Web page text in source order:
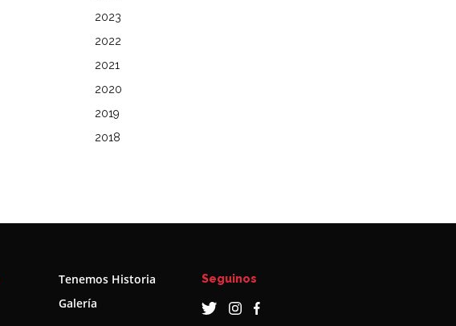
2023
2022
2021
2020
2019
2018
Tenemos Historia
Galería
Seguinos